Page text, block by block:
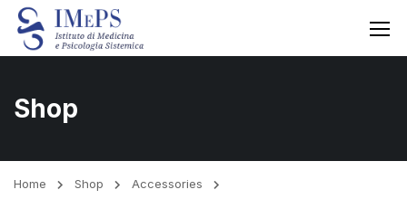
Shop
Home Shop
Accessories